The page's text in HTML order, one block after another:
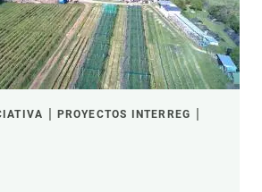
PROYECTOS INTERREG